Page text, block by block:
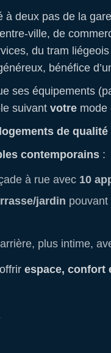
deux pas de la
ville, de
du tram
bénéfice
ses équipements
suivant votre mode
de qualité
contemporains :
à rue avec 10
jardin
plus intime,
espace, confort